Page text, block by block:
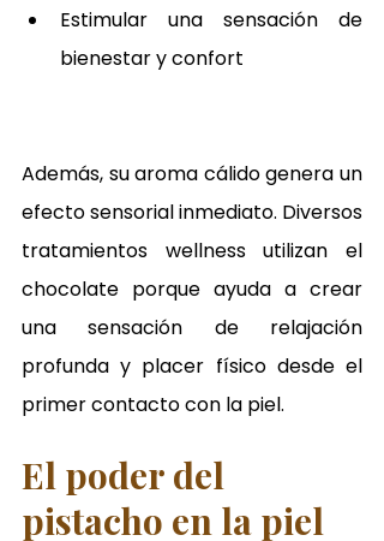
Estimular una sensación de
bienestar y confort
Además, su aroma cálido genera un
efecto sensorial inmediato. Diversos
tratamientos wellness utilizan el
chocolate porque ayuda a crear
una sensación de relajación
profunda y placer físico desde el
primer contacto con la piel.
El poder del
pistacho en la piel